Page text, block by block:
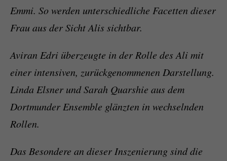
Emmi. So werden unterschiedliche Facetten dieser
Frau aus der Sicht Alis sichtbar.
Aviran Edri überzeugte in der Rolle des Ali mit
einer intensiven, zurückgenommenen Darstellung.
Linda Elsner und Sarah Quarshie aus dem
Dortmunder Ensemble glänzten in wechselnden
Rollen.
Das Besondere an dieser Inszenierung sind die